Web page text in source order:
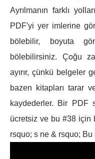
Ayrılmanın farklı
PDF'yi yer imlerine
bölebilir, boyuta
bölebilirsiniz. Çoğu
ayırır, çünkü belgeler
bazen kitapları tarar
kaydederler. Bir PDF
ücretsiz ve bu #38 için
rsquo; s ne & rsquo;